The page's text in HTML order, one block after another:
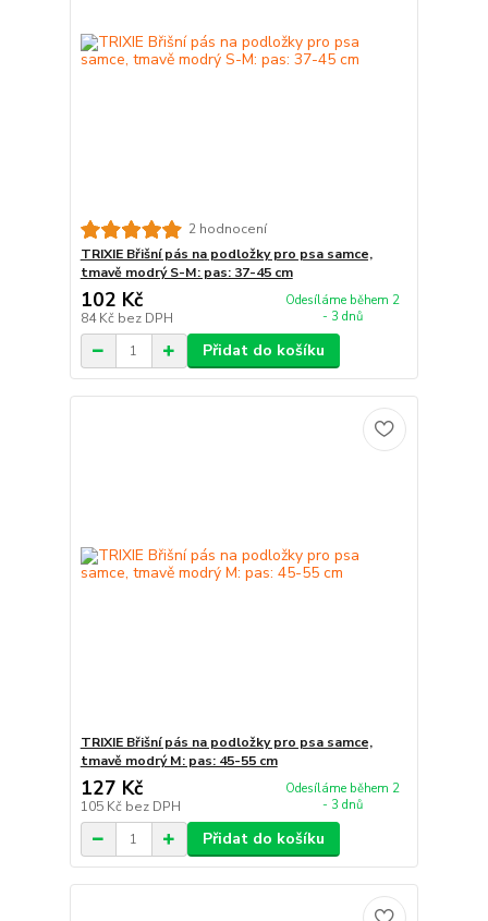
2 hodnocení
TRIXIE Břišní pás na podložky pro psa samce,
tmavě modrý S-M: pas: 37-45 cm
102 Kč
84 Kč bez DPH
Odesíláme během 2
- 3 dnů
Přidat do košíku
TRIXIE Břišní pás na podložky pro psa samce,
tmavě modrý M: pas: 45-55 cm
127 Kč
105 Kč bez DPH
Odesíláme během 2
- 3 dnů
Přidat do košíku